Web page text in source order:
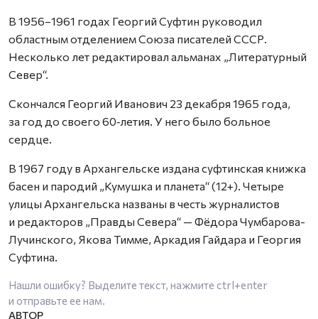
В 1956–1961 годах Георгий Суфтин руководил
областным отделением Союза писателей СССР.
Несколько лет редактировал альманах „Литературный
Север“.
Скончался Георгий Иванович 23 декабря 1965 года,
за год до своего 60‑летия. У него было больное
сердце.
В 1967 году в Архангельске издана суфтинская книжка
басен и пародий „Кумушка и планета“ (12+). Четыре
улицы Архангельска названы в честь журналистов
и редакторов „Правды Севера“ — Фёдора Чумбарова-
Лучинского, Якова Тимме, Аркадия Гайдара и Георгия
Суфтина.
Нашли ошибку? Выделите текст, нажмите ctrl+enter
и отправьте ее нам.